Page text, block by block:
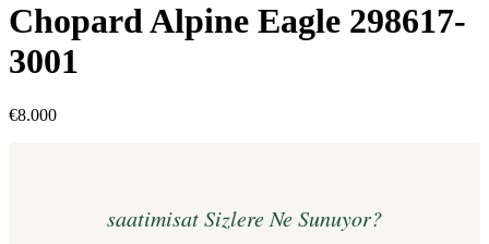
Chopard Alpine Eagle 298617-
3001
€8.000
saatimisat Sizlere Ne Sunuyor?